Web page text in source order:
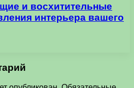
и восхитительные
интерьера вашего